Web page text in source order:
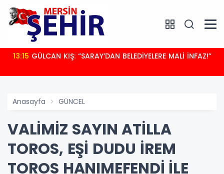
13:15 GÜLCAN KIŞ: “SARAY’DAN BELEDİYELERE MALİ İNFAZ!”
Anasayfa GÜNCEL
VALİMİZ SAYIN ATİLLA
TOROS, EŞİ DUDU İREM
TOROS HANIMEFENDİ İLE